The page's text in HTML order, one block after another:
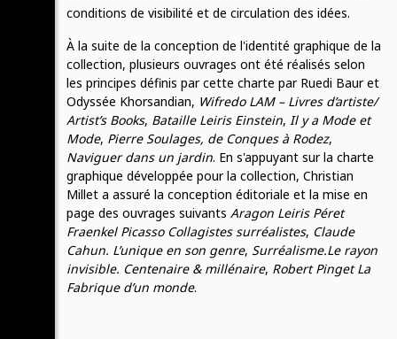
conditions de visibilité et de circulation des idées.
À la suite de la conception de l'identité graphique de la
collection, plusieurs ouvrages ont été réalisés selon
les principes définis par cette charte par Ruedi Baur et
Odyssée Khorsandian, Wifredo LAM – Livres d’artiste/
Artist’s Books, Bataille Leiris Einstein, Il y a Mode et
Mode, Pierre Soulages, de Conques à Rodez,
Naviguer dans un jardin. En s'appuyant sur la charte
graphique développée pour la collection, Christian
Millet a assuré la conception éditoriale et la mise en
page des ouvrages suivants Aragon Leiris Péret
Fraenkel Picasso Collagistes surréalistes, Claude
Cahun. L’unique en son genre, Surréalisme.Le rayon
invisible. Centenaire & millénaire, Robert Pinget La
Fabrique d’un monde.